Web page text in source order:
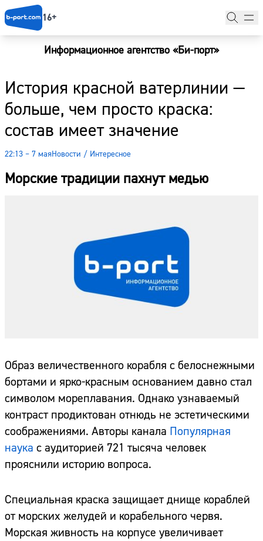
16+
Информационное агентство «Би-порт»
История красной ватерлинии —
больше, чем просто краска:
состав имеет значение
22:13 – 7 маяНовости / Интересное
Морские традиции пахнут медью
Образ величественного корабля с белоснежными
бортами и ярко-красным основанием давно стал
символом мореплавания. Однако узнаваемый
контраст продиктован отнюдь не эстетическими
соображениями. Авторы канала Популярная
наука с аудиторией 721 тысяча человек
прояснили историю вопроса.
Специальная краска защищает днище кораблей
от морских желудей и корабельного червя.
Морская живность на корпусе увеличивает
Новости
Наши гости
Фоторепортажи
Погода